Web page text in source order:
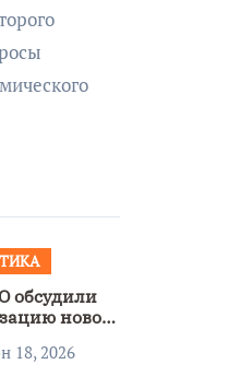
обсудили
новой
18, 2026